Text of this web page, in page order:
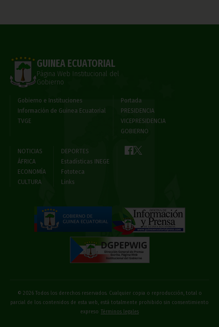
GUINEA ECUATORIAL
Página Web Institucional del
Gobierno
Gobierno e Instituciones
Información de Guinea Ecuatorial
TVGE
Portada
PRESIDENCIA
VICEPRESIDENCIA
GOBIERNO
NOTICIAS
ÁFRICA
ECONOMÍA
CULTURA
DEPORTES
Estadísticas INEGE
Fototeca
Links
© 2026 Todos los derechos reservados. Cualquier copia o reproducción, total o
parcial de los contenidos de esta web, está totalmente prohibido sin consentimiento
expreso Términos legales